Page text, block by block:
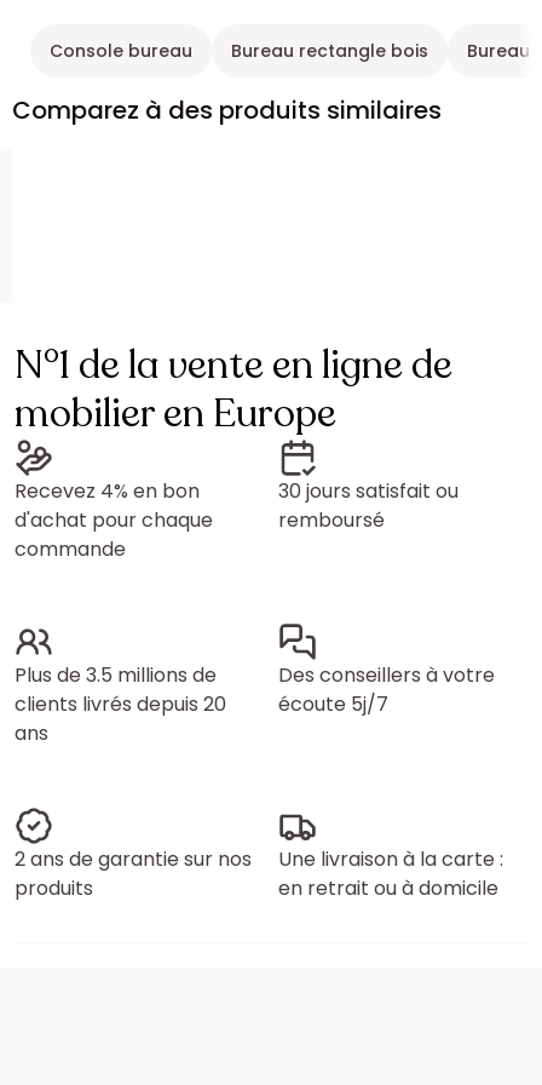
Console bureau Bureau rectangle bois Bureau
Comparez à des produits similaires
N°1 de la vente en ligne de
mobilier en Europe
Recevez 4% en bon
d'achat pour chaque
commande
30 jours satisfait ou
remboursé
Plus de 3.5 millions de
clients livrés depuis 20
ans
Des conseillers à votre
écoute 5j/7
2 ans de garantie sur nos
produits
Une livraison à la carte :
en retrait ou à domicile